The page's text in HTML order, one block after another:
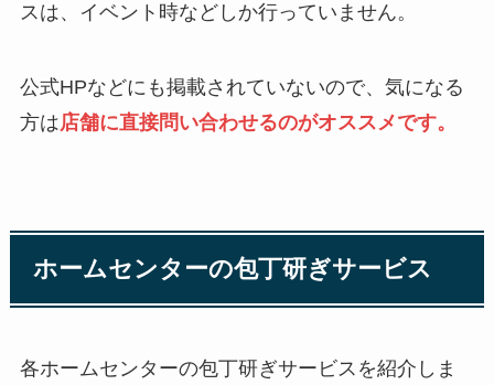
スは、イベント時などしか行っていません。
公式HPなどにも掲載されていないので、気になる
方は店舗に直接問い合わせるのがオススメです。
ホームセンターの包丁研ぎサービス
各ホームセンターの包丁研ぎサービスを紹介しま